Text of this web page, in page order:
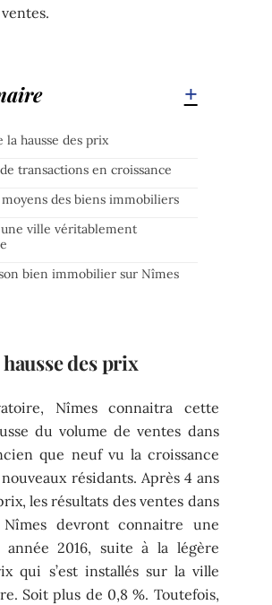
la hausse des prix
transactions en croissance
des biens immobiliers
ville véritablement
bien immobilier sur Nîmes
des prix
Nîmes connaitra cette
du volume de ventes dans
que neuf vu la croissance
résidants. Après 4 ans
les résultats des ventes dans
devront connaitre une
2016, suite à la légère
qui s’est installés sur la ville
Soit plus de 0,8 %. Toutefois,